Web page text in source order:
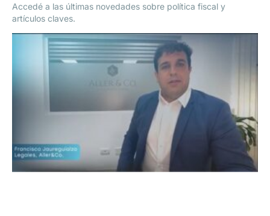
Accedé a las últimas novedades sobre política fiscal y
artículos claves.